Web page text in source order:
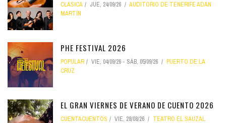
CLÁSICA JUE, 24/09/26
AUDITORIO DE TENERIFE ADÁN
MARTÍN
PHE FESTIVAL 2026
POPULAR VIE, 04/09/26 - SÁB, 05/09/26
PUERTO DE LA
CRUZ
EL GRAN VIERNES DE VERANO DE CUENTO 2026
CUENTACUENTOS VIE, 28/08/26 TEATRO EL SAUZAL